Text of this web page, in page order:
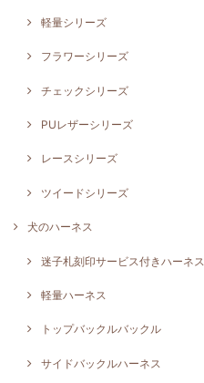
軽量シリーズ
フラワーシリーズ
チェックシリーズ
PUレザーシリーズ
レースシリーズ
ツイードシリーズ
犬のハーネス
迷子札刻印サービス付きハーネス
軽量ハーネス
トップバックルバックル
サイドバックルハーネス